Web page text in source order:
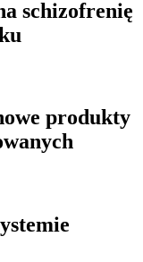
schizofrenię
produkty